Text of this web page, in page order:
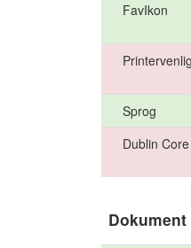
FavIkon
Sprog
Dublin Core
Dokument